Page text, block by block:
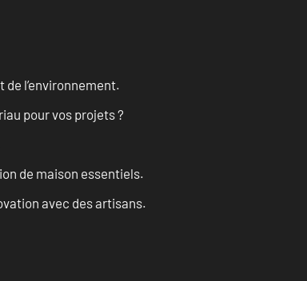
l’environnement.
pour vos projets ?
de maison essentiels.
avec des artisans.